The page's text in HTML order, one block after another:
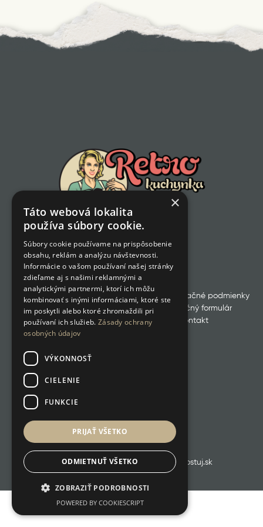
content
Všetky produkty
Obchodné a reklamačné podmienky
Odstúpenie od zmluvy
Reklamačný formulár
GDPR
Cookies Kontakt
RETROKUCHYNKA.SK ❤️ poháňa boostuj.sk
×
Táto webová lokalita
používa súbory cookie.
Súbory cookie používame na prispôsobenie
obsahu, reklám a analýzu návštevnosti.
Informácie o vašom používaní našej stránky
zdieľame aj s našimi reklamnými a
analytickými partnermi, ktorí ich môžu
kombinovať s inými informáciami, ktoré ste
im poskytli alebo ktoré zhromaždili pri
používaní ich služieb. Zásady ochrany
osobných údajov
VÝKONNOSŤ
CIELENIE
FUNKCIE
PRIJAŤ VŠETKO
ODMIETNUŤ VŠETKO
ZOBRAZIŤ PODROBNOSTI
POWERED BY COOKIESCRIPT